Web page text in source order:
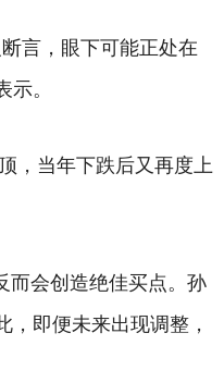
言，眼下可能正处在
。
，当年下跌后又再度上
会创造绝佳买点。 孙
即便未来出现调整，